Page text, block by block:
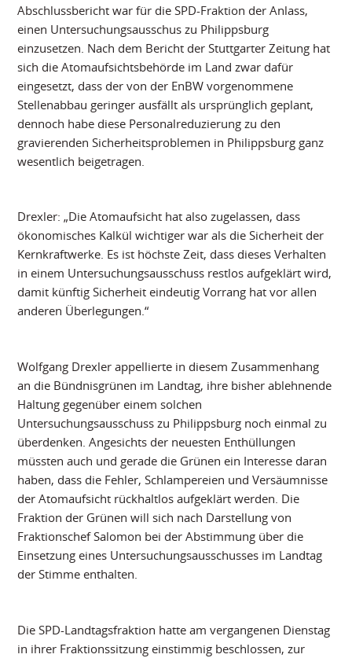
Abschlussbericht war für die SPD-Fraktion der Anlass,
einen Untersuchungsausschus zu Philippsburg
einzusetzen. Nach dem Bericht der Stuttgarter Zeitung hat
sich die Atomaufsichtsbehörde im Land zwar dafür
eingesetzt, dass der von der EnBW vorgenommene
Stellenabbau geringer ausfällt als ursprünglich geplant,
dennoch habe diese Personalreduzierung zu den
gravierenden Sicherheitsproblemen in Philippsburg ganz
wesentlich beigetragen.
Drexler: „Die Atomaufsicht hat also zugelassen, dass
ökonomisches Kalkül wichtiger war als die Sicherheit der
Kernkraftwerke. Es ist höchste Zeit, dass dieses Verhalten
in einem Untersuchungsausschuss restlos aufgeklärt wird,
damit künftig Sicherheit eindeutig Vorrang hat vor allen
anderen Überlegungen.“
Wolfgang Drexler appellierte in diesem Zusammenhang
an die Bündnisgrünen im Landtag, ihre bisher ablehnende
Haltung gegenüber einem solchen
Untersuchungsausschuss zu Philippsburg noch einmal zu
überdenken. Angesichts der neuesten Enthüllungen
müssten auch und gerade die Grünen ein Interesse daran
haben, dass die Fehler, Schlampereien und Versäumnisse
der Atomaufsicht rückhaltlos aufgeklärt werden. Die
Fraktion der Grünen will sich nach Darstellung von
Fraktionschef Salomon bei der Abstimmung über die
Einsetzung eines Untersuchungsausschusses im Landtag
der Stimme enthalten.
Die SPD-Landtagsfraktion hatte am vergangenen Dienstag
in ihrer Fraktionssitzung einstimmig beschlossen, zur